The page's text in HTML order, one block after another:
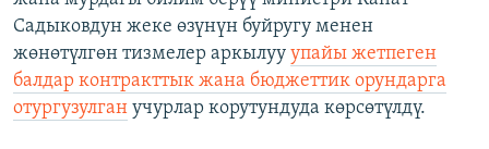
Садыковдун жеке өзүнүн буйругу менен
жөнөтүлгөн тизмелер аркылуу упайы жетпеген
балдар контракттык жана бюджеттик орундарга
отургузулган учурлар корутундуда көрсөтүлдү.